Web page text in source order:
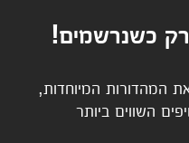
כשנרשמים!
המהדורות המיוחדות,
השווים ביותר